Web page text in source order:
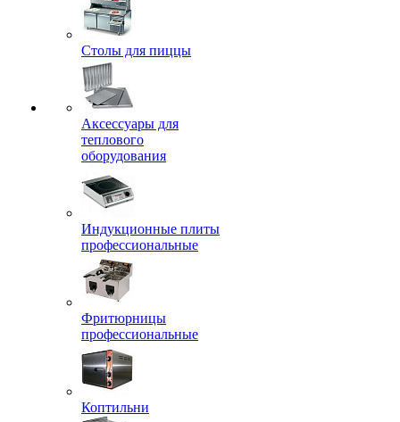
Столы для пиццы
Аксессуары для
теплового
оборудования
Индукционные плиты
профессиональные
Фритюрницы
профессиональные
Коптильни